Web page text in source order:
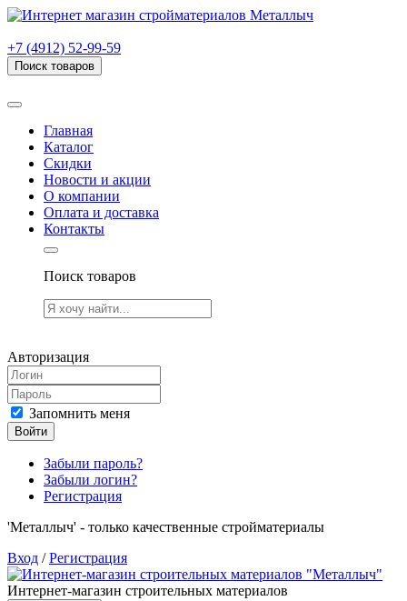
+7 (4912) 52-99-59
Поиск товаров
Главная
Каталог
Скидки
Новости и акции
О компании
Оплата и доставка
Контакты
Поиск товаров
Авторизация
Запомнить меня
Войти
Забыли пароль?
Забыли логин?
Регистрация
'Металлыч' - только качественные стройматериалы
Вход /Регистрация
Интернет-магазин строительных материалов